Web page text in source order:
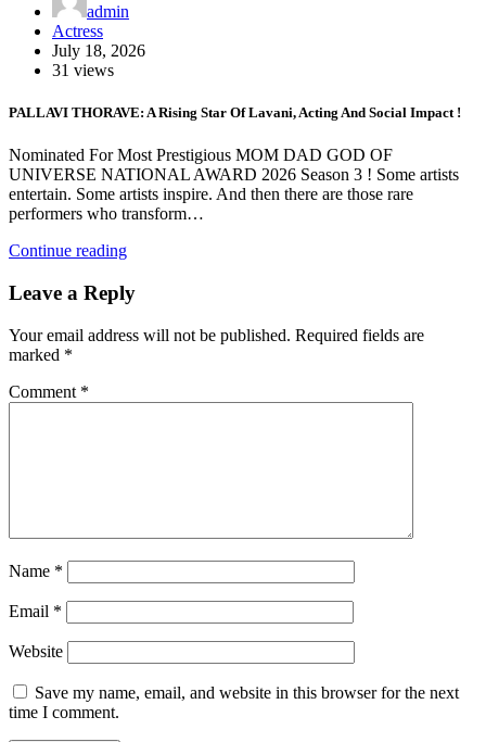
admin
Actress
July 18, 2026
31 views
PALLAVI THORAVE: A Rising Star Of Lavani, Acting And Social Impact !
Nominated For Most Prestigious MOM DAD GOD OF
UNIVERSE NATIONAL AWARD 2026 Season 3 ! Some artists
entertain. Some artists inspire. And then there are those rare
performers who transform…
Continue reading
Leave a Reply
Your email address will not be published. Required fields are
marked *
Comment *
Name *
Email *
Website
Save my name, email, and website in this browser for the next
time I comment.